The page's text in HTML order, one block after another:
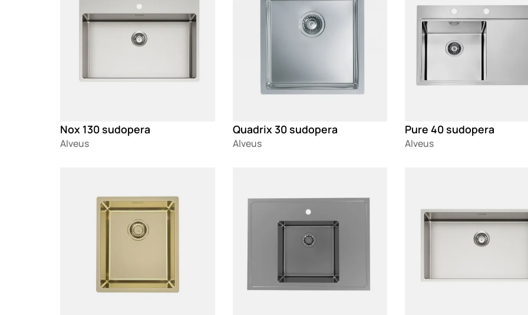
Nox 130 sudopera
Alveus
Quadrix 30 sudopera
Alveus
Pure 40 sudopera
Alveus